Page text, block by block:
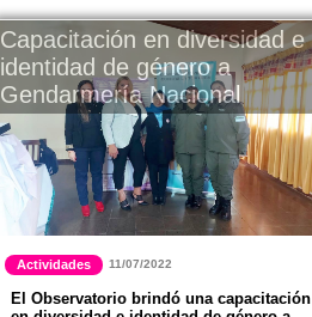
Capacitación en diversidad e
identidad de género a
Gendarmería Nacional
Actividades 11/07/2022
El Observatorio brindó una capacitación